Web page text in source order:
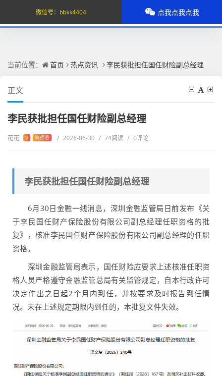
当前位置： 首页 热点资讯 李民获批担任国任财险副总经理
正文
李民获批担任国任财险副总经理
花花 V 管理员 / 2026-06-30 / 74阅读 / 0评论
李民获批担任国任财险副总经理
6月30日金融一线消息，深圳金融监管局日前发布《关
于李民国任财产保险股份有限公司副总经理任职资格的批
复》，核准李民国任财产保险股份有限公司副总经理的任职
资格。
深圳金融监管局表示，国任财险应要求上述核准任职资
格人员严格遵守金融监管总局有关监管规定，自本行政许可
决定作出之日起2个月内到任，并按要求及时报告到任情
况。未在上述规定期限内到任的，本批复文件失效。
微信号： bbkk4404 点我点我点我